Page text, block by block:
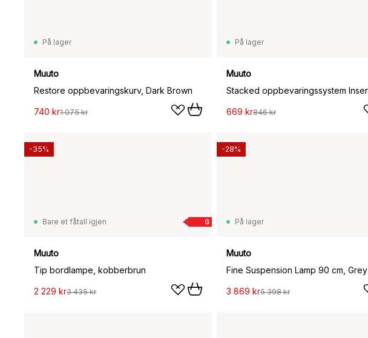
På lager
Muuto
Restore oppbevaringskurv, Dark Brown
740 kr1 075 kr
På lager
Muuto
669 kr846 kr
G
Bare et fåtall igjen
Muuto
Tip bordlampe, kobberbrun
2 229 kr3 435 kr
-35%
På lager
Muuto
Fine Suspension Lamp 90 cm, Grey
3 869 kr5 398 kr
-28%